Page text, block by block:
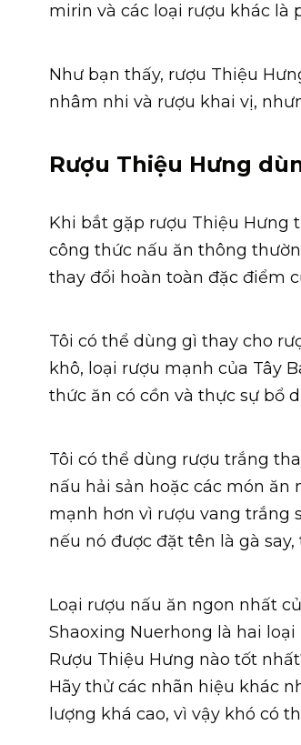
mirin và các loại rượu khác là
Như bạn thấy, rượu Thiệu
nhâm nhi và rượu khai vị,
Rượu Thiệu Hưng
Khi bắt gặp rượu Thiệu Hưng
công thức nấu ăn thông
thay đổi hoàn toàn đặc điểm
Tôi có thể dùng gì thay cho
khô, loại rượu mạnh của Tây
thức ăn có cồn và thực sự bổ
Tôi có thể dùng rượu trắng
nấu hải sản hoặc các món
mạnh hơn vì rượu vang trắng
nếu nó được đặt tên là gà
Loại rượu nấu ăn ngon nhất
Shaoxing Nuerhong là hai
Rượu Thiệu Hưng nào tốt
Hãy thử các nhãn hiệu khác
lượng khá cao, vì vậy khó có